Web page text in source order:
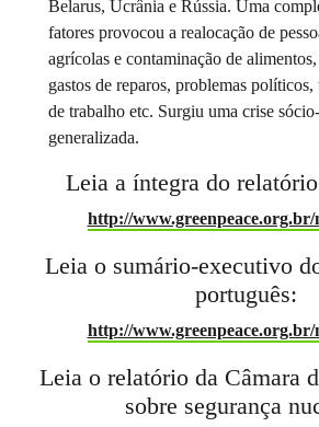
Belarus, Ucrânia e Rússia. Uma
fatores provocou a realocação de
agrícolas e contaminação de
gastos de reparos, problemas
de trabalho etc. Surgiu uma crise
generalizada.
Leia a íntegra do
http://
Leia o sumário-executivo
português:
http://
Leia o relatório da Câmara
sobre segurança